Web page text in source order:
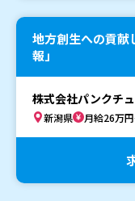
地方創生への貢献
報」
株式会社パンクチ
新潟県 月給26万